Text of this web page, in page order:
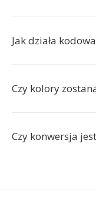
Jak działa
Czy kolory
Czy konwersja